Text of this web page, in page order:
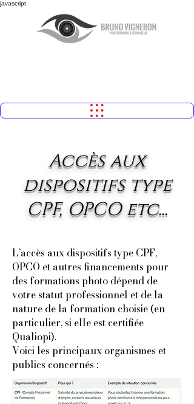
javascript
Accès aux
dispositifs type
CPF, OPCO etc...
L’accès aux dispositifs type CPF,
OPCO et autres financements pour
des formations photo dépend de
votre statut professionnel et de la
nature de la formation choisie (en
particulier, si elle est certifiée
Qualiopi).
Voici les principaux organismes et
publics concernés :​​